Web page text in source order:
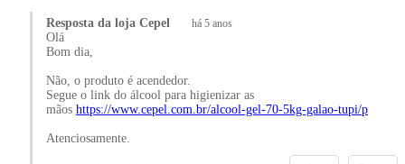
Resposta da loja Cepel há 5 anos
Olá
Bom dia,
Não, o produto é acendedor.
Segue o link do álcool para higienizar as
mãos https://www.cepel.com.br/alcool-gel-70-5kg-galao-tupi/p
Atenciosamente.